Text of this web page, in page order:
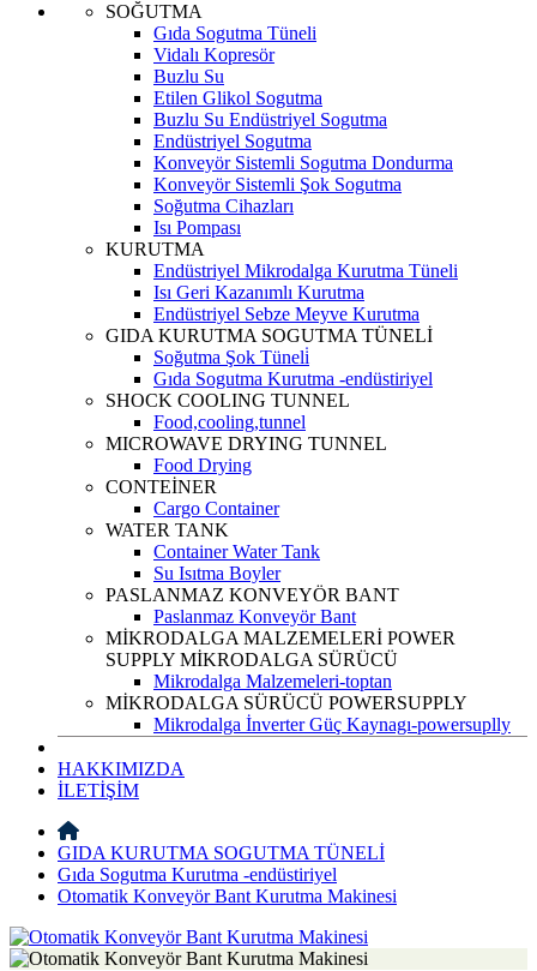
SOĞUTMA
Gıda Sogutma Tüneli
Vidalı Kopresör
Buzlu Su
Etilen Glikol Sogutma
Buzlu Su Endüstriyel Sogutma
Endüstriyel Sogutma
Konveyör Sistemli Sogutma Dondurma
Konveyör Sistemli Şok Sogutma
Soğutma Cihazları
Isı Pompası
KURUTMA
Endüstriyel Mikrodalga Kurutma Tüneli
Isı Geri Kazanımlı Kurutma
Endüstriyel Sebze Meyve Kurutma
GIDA KURUTMA SOGUTMA TÜNELİ
Soğutma Şok Tüneli̇
Gıda Sogutma Kurutma -endüstiriyel
SHOCK COOLING TUNNEL
Food,cooling,tunnel
MICROWAVE DRYING TUNNEL
Food Drying
CONTEİNER
Cargo Container
WATER TANK
Container Water Tank
Su Isıtma Boyler
PASLANMAZ KONVEYÖR BANT
Paslanmaz Konveyör Bant
MİKRODALGA MALZEMELERİ POWER
SUPPLY MİKRODALGA SÜRÜCÜ
Mikrodalga Malzemeleri-toptan
MİKRODALGA SÜRÜCÜ POWERSUPPLY
Mikrodalga İnverter Güç Kaynagı-powersuplly
HAKKIMIZDA
İLETİŞİM
GIDA KURUTMA SOGUTMA TÜNELİ
Gıda Sogutma Kurutma -endüstiriyel
Otomatik Konveyör Bant Kurutma Makinesi